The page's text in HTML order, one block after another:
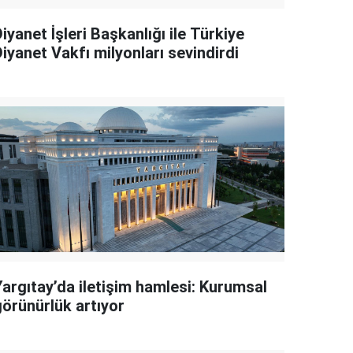
İşleri Başkanlığı ile Türkiye
Vakfı milyonları sevindirdi
iletişim hamlesi: Kurumsal
artıyor